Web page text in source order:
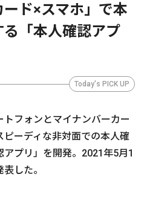
ード×スマホ」で本
「本人確認アプ
Today's PICK UP
フォンとマイナンバーカー
ピーディな非対面での本人確
プリ」を開発。2021年5月1
した。